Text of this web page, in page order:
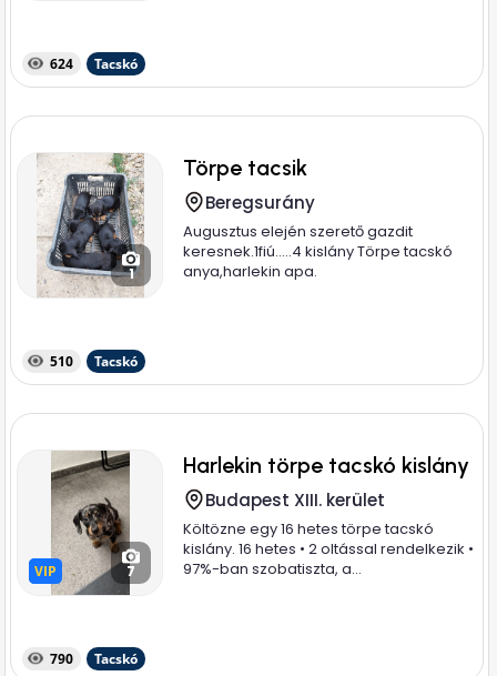
624 Tacskó
1
Törpe tacsik
Beregsurány
Augusztus elején szerető gazdit
keresnek.1fiú.....4 kislány Törpe tacskó
anya,harlekin apa.
510 Tacskó
VIP
VIP 7
Harlekin törpe tacskó kislány
Budapest XIII. kerület
Költözne egy 16 hetes törpe tacskó
kislány. 16 hetes • 2 oltással rendelkezik •
97%-ban szobatiszta, a...
790 Tacskó